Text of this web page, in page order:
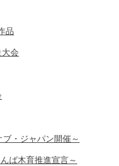
品
会
・ジャパン開催～
ば木育推進宣言～